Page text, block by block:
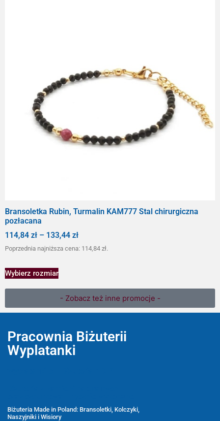
Bransoletka Rubin, Turmalin KAM777 Stal chirurgiczna
pozłacana
114,84 zł – 133,44 zł
Poprzednia najniższa cena: 114,84 zł.
Wybierz rozmiar
- Zobacz też inne promocje -
Pracownia Biżuterii
Wyplatanki
Biżuteria Made in Poland: Bransoletki, Kolczyki,
Naszyjniki i Wisiory